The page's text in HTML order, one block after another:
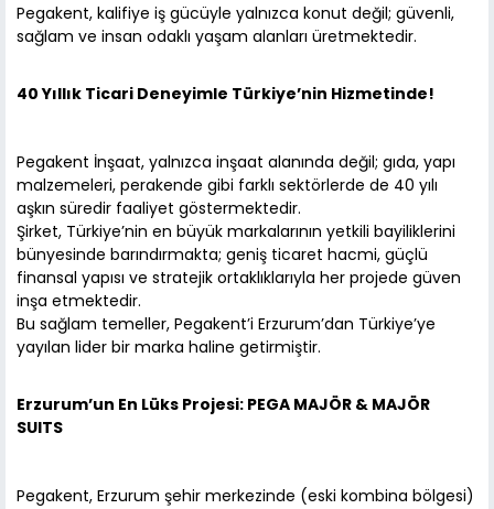
Pegakent, kalifiye iş gücüyle yalnızca konut değil; güvenli,
sağlam ve insan odaklı yaşam alanları üretmektedir.
40 Yıllık Ticari Deneyimle Türkiye’nin Hizmetinde!
Pegakent İnşaat, yalnızca inşaat alanında değil; gıda, yapı
malzemeleri, perakende gibi farklı sektörlerde de 40 yılı
aşkın süredir faaliyet göstermektedir.
Şirket, Türkiye’nin en büyük markalarının yetkili bayiliklerini
bünyesinde barındırmakta; geniş ticaret hacmi, güçlü
finansal yapısı ve stratejik ortaklıklarıyla her projede güven
inşa etmektedir.
Bu sağlam temeller, Pegakent’i Erzurum’dan Türkiye’ye
yayılan lider bir marka haline getirmiştir.
Erzurum’un En Lüks Projesi: PEGA MAJÖR & MAJÖR
SUITS
Pegakent, Erzurum şehir merkezinde (eski kombina bölgesi)